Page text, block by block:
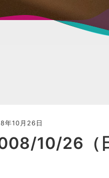
年10月26日
10/26（